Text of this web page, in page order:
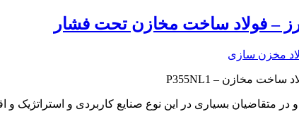
مخزن سازی
در متقاضیان بسیاری در این نوع صنایع کاربردی و استراتژیک و